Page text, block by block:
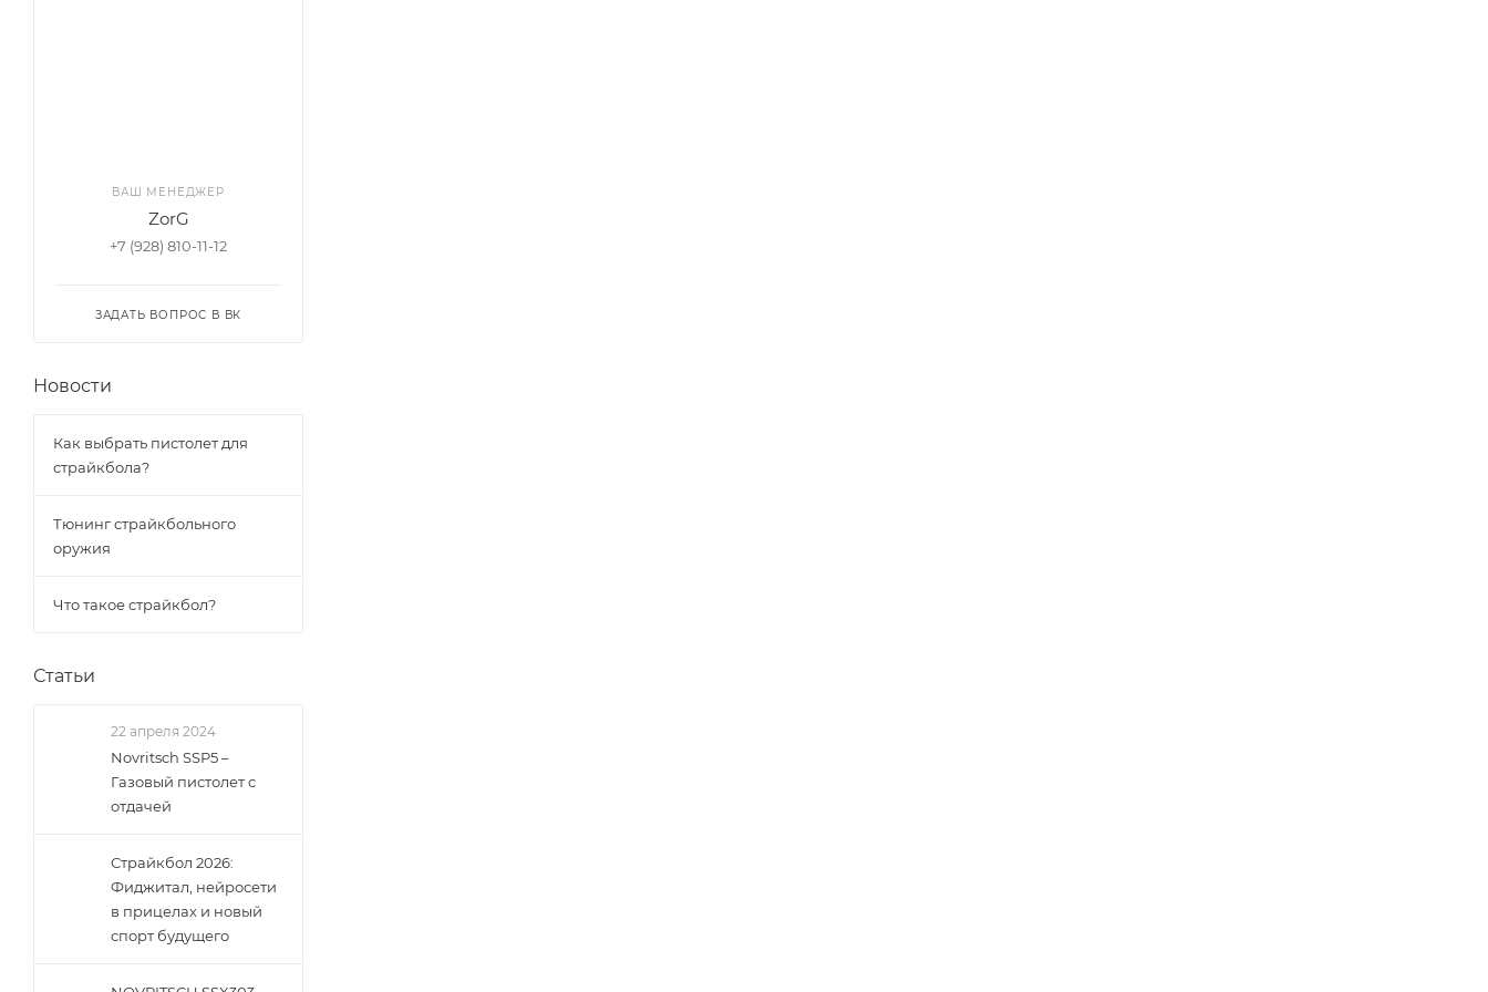
ВАШ МЕНЕДЖЕР
ZorG
+7 (928) 810-11-12
ЗАДАТЬ ВОПРОС В ВК
Новости
Как выбрать пистолет для
страйкбола?
Тюнинг страйкбольного
оружия
Что такое страйкбол?
Статьи
22 апреля 2024
Novritsch SSP5 –
Газовый пистолет с
отдачей
Страйкбол 2026:
Фиджитал, нейросети
в прицелах и новый
спорт будущего